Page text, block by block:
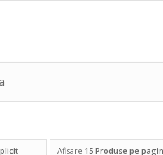
Afisare 15 Produse pe